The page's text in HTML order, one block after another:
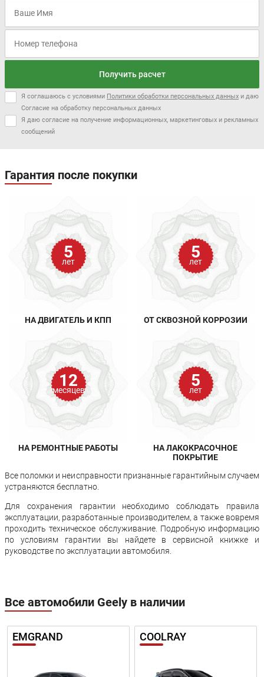
Получить расчет
Я соглашаюсь с условиями Политики обработки персональных данных и даю
Согласие на обработку персональных данных
Я даю согласие на получение информационных, маркетинговых и рекламных
сообщений
Гарантия после покупки
5
лет
НА ДВИГАТЕЛЬ И КПП
5
лет
ОТ СКВОЗНОЙ КОРРОЗИИ
12
месяцев
НА РЕМОНТНЫЕ РАБОТЫ
5
лет
НА ЛАКОКРАСОЧНОЕ
ПОКРЫТИЕ
Все поломки и неисправности признанные гарантийным случаем
устраняются бесплатно.
Для сохранения гарантии необходимо соблюдать правила
эксплуатации, разработанные производителем, а также вовремя
проходить техническое обслуживание. Подробную информацию
по условиям гарантии вы найдете в сервисной книжке и
руководстве по эксплуатации автомобиля.
Все автомобили Geely в наличии
EMGRAND COOLRAY